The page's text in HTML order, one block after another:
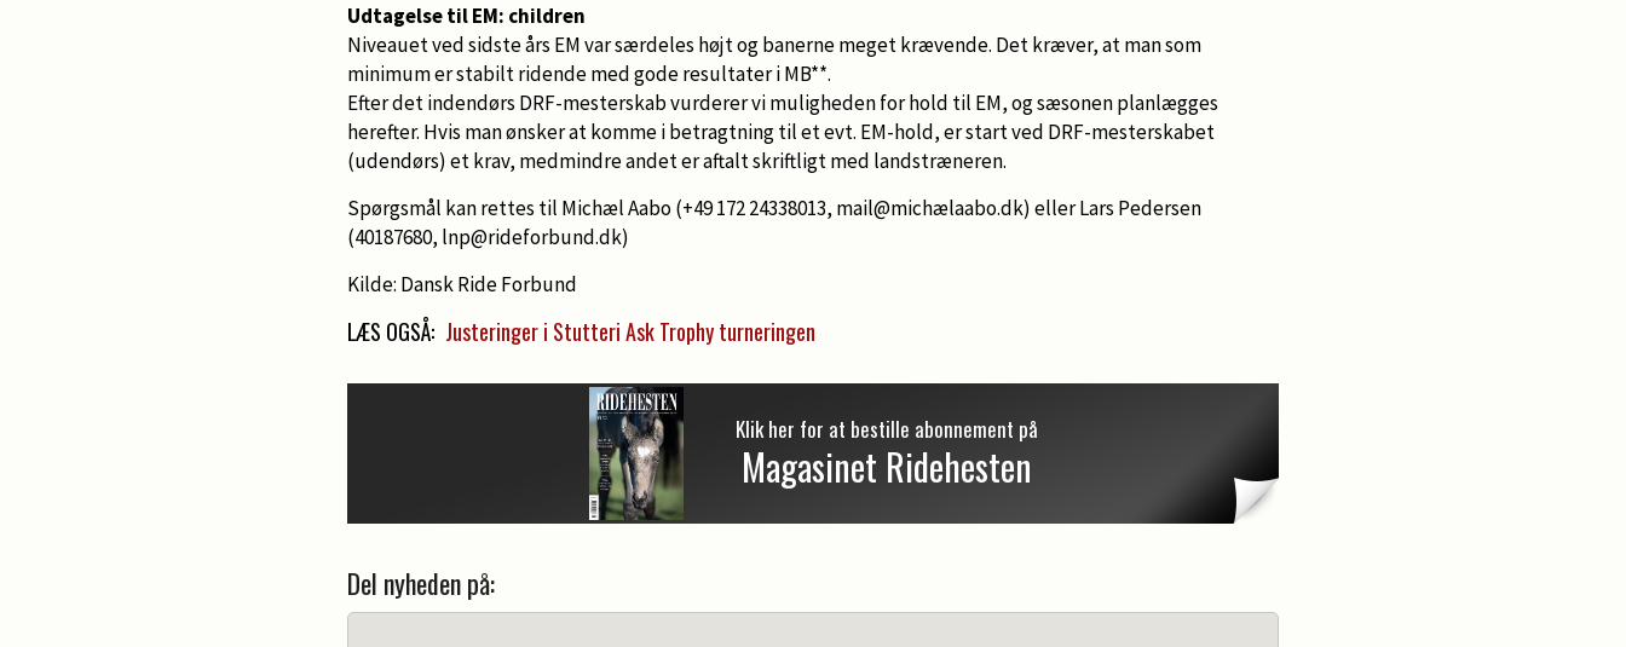
Udtagelse til EM: children
Niveauet ved sidste års EM var særdeles højt og banerne meget krævende. Det kræver, at man som
minimum er stabilt ridende med gode resultater i MB**.
Efter det indendørs DRF-mesterskab vurderer vi muligheden for hold til EM, og sæsonen planlægges
herefter. Hvis man ønsker at komme i betragtning til et evt. EM-hold, er start ved DRF-mesterskabet
(udendørs) et krav, medmindre andet er aftalt skriftligt med landstræneren.
Spørgsmål kan rettes til Michæl Aabo (+49 172 24338013, mail@michælaabo.dk) eller Lars Pedersen
(40187680, lnp@rideforbund.dk)
Kilde: Dansk Ride Forbund
LÆS OGSÅ: Justeringer i Stutteri Ask Trophy turneringen
Klik her for at bestille abonnement på
Magasinet Ridehesten
Del nyheden på: